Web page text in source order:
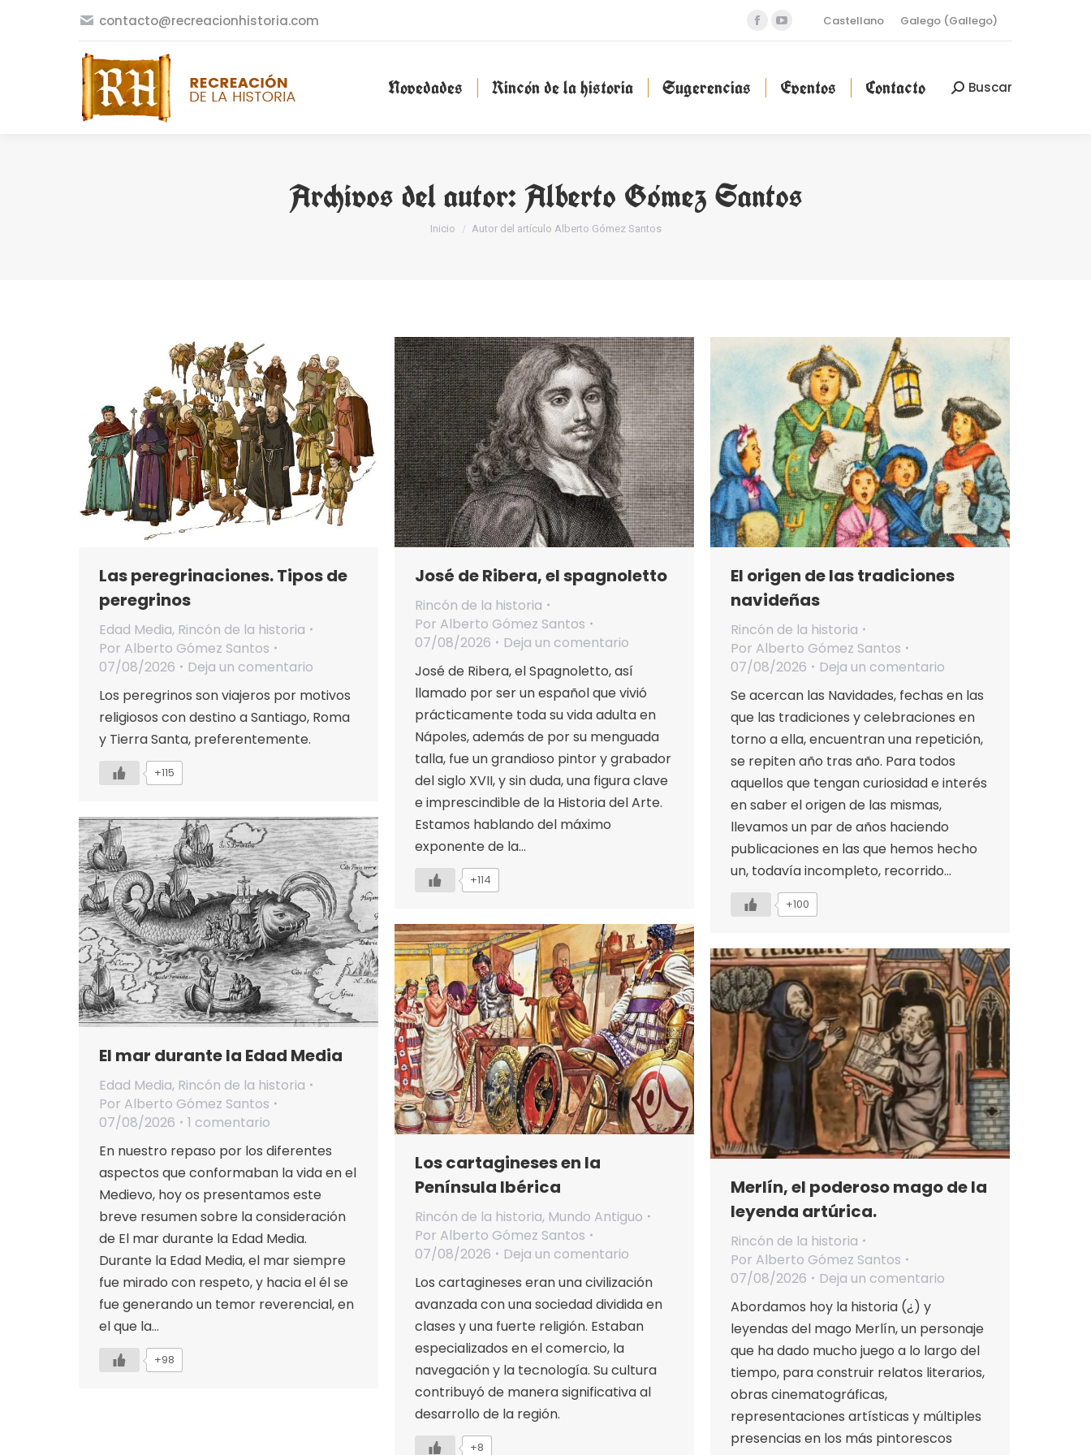
contacto@recreacionhistoria.com
Facebook
in
YouTube
in
Castellano Galego (Gallego)
Novedades Rincón de la historia Sugerencias Eventos Contacto Buscar:
Buscar
Archivos del autor:Alberto Gómez Santos
Estás aquí:
Inicio Autor del artículo Alberto Gómez Santos
Las peregrinaciones. Tipos de
peregrinos
Edad Media, Rincón de la historia
Por Alberto Gómez Santos
07/08/2026
Deja un comentario
Los peregrinos son viajeros por motivos
religiosos con destino a Santiago, Roma
y Tierra Santa, preferentemente.
+115
José de Ribera, el spagnoletto
Rincón de la historia
Por Alberto Gómez Santos
07/08/2026
Deja un comentario
José de Ribera, el Spagnoletto, así
llamado por ser un español que vivió
prácticamente toda su vida adulta en
Nápoles, además de por su menguada
talla, fue un grandioso pintor y grabador
del siglo XVII, y sin duda, una figura clave
e imprescindible de la Historia del Arte.
Estamos hablando del máximo
exponente de la…
+114
El origen de las tradiciones
navideñas
Rincón de la historia
Por Alberto Gómez Santos
07/08/2026
Deja un comentario
Se acercan las Navidades, fechas en las
que las tradiciones y celebraciones en
torno a ella, encuentran una repetición,
se repiten año tras año. Para todos
aquellos que tengan curiosidad e interés
en saber el origen de las mismas,
llevamos un par de años haciendo
publicaciones en las que hemos hecho
un, todavía incompleto, recorrido…
+100
El mar durante la Edad Media
Edad Media, Rincón de la historia
Por Alberto Gómez Santos
07/08/2026
1 comentario
En nuestro repaso por los diferentes
aspectos que conformaban la vida en el
Medievo, hoy os presentamos este
breve resumen sobre la consideración
de El mar durante la Edad Media.
Durante la Edad Media, el mar siempre
fue mirado con respeto, y hacia el él se
fue generando un temor reverencial, en
el que la…
+98
Los cartagineses en la
Península Ibérica
Rincón de la historia, Mundo Antiguo
Por Alberto Gómez Santos
07/08/2026
Deja un comentario
Los cartagineses eran una civilización
avanzada con una sociedad dividida en
clases y una fuerte religión. Estaban
especializados en el comercio, la
navegación y la tecnología. Su cultura
contribuyó de manera significativa al
desarrollo de la región.
+8
Merlín, el poderoso mago de la
leyenda artúrica.
Rincón de la historia
Por Alberto Gómez Santos
07/08/2026
Deja un comentario
Abordamos hoy la historia (¿) y
leyendas del mago Merlín, un personaje
que ha dado mucho juego a lo largo del
tiempo, para construir relatos literarios,
obras cinematográficas,
representaciones artísticas y múltiples
presencias en los más pintorescos
Novedades Rincón de la historia Sugerencias Eventos Contacto Buscar